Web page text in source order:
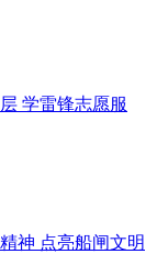
学雷锋志愿服
神 点亮船闸文明